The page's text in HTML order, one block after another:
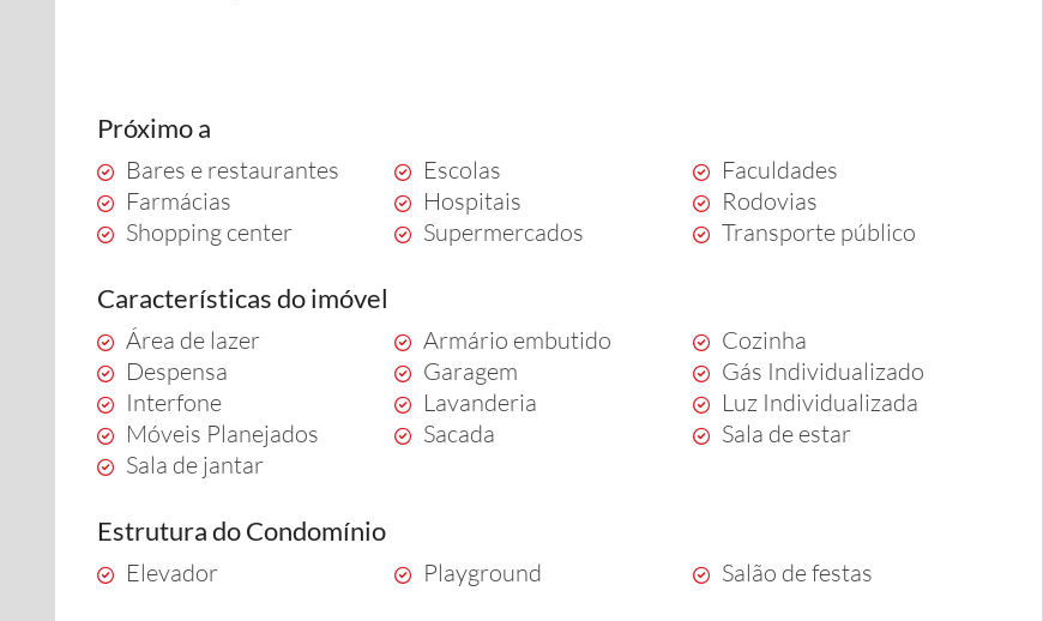
Próximo a
Bares e restaurantes Escolas
Faculdades
Farmácias
Hospitais
Rodovias
Shopping center
Supermercados Transporte público
Características do imóvel
Área de lazer Armário embutido
Cozinha
Despensa
Garagem
Gás Individualizado
Interfone
Lavanderia
Luz Individualizada
Móveis Planejados
Sacada
Sala de estar
Sala de jantar
Estrutura do Condomínio
Elevador Playground Salão de festas